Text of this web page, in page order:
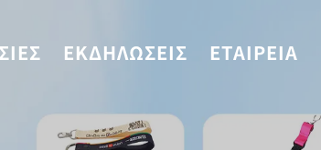
ΕΚΔΗΛΏΣΕΙΣ ΕΤΑΙΡΕΊΑ